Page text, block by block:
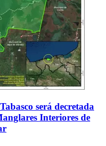
será decretada
Interiores de